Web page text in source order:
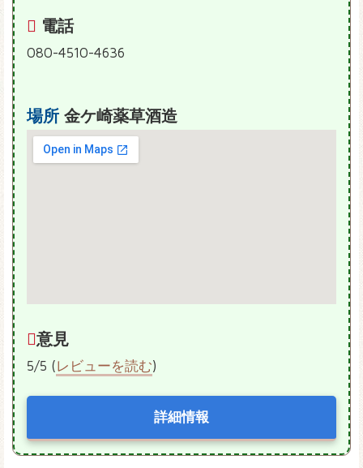
電話
080-4510-4636
場所 金ケ崎薬草酒造
意見
5/5 (レビューを読む)
詳細情報